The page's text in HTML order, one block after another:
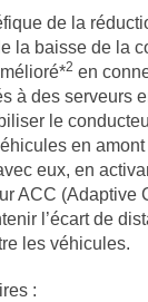
de la
la baisse de la
2 en
à des serveurs
le
en
eux, en
ACC (Adaptive
l’écart de
les véhicules.
: